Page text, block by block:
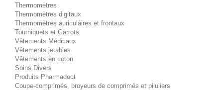
Thermomètres
Thermomètres digitaux
Thermomètres auriculaires et frontaux
Tourniquets et Garrots
Vêtements Médicaux
Vêtements jetables
Vêtements en coton
Soins Divers
Produits Pharmadoct
Coupe-comprimés, broyeurs de comprimés et piluliers